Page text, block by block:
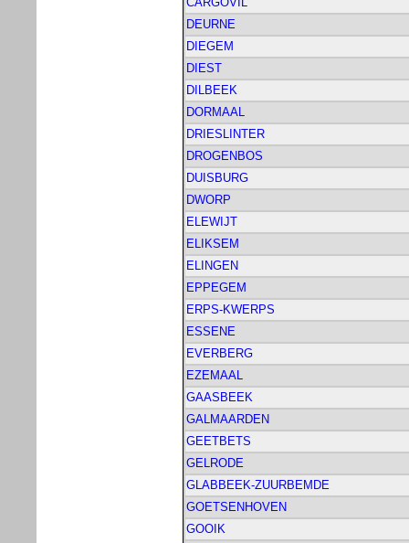
DEURNE
DIEGEM
DIEST
DILBEEK
DORMAAL
DRIESLINTER
DROGENBOS
DUISBURG
DWORP
ELEWIJT
ELIKSEM
ELINGEN
EPPEGEM
ERPS-KWERPS
ESSENE
EVERBERG
EZEMAAL
GAASBEEK
GALMAARDEN
GEETBETS
GELRODE
GLABBEEK-ZUURBEMDE
GOETSENHOVEN
GOOIK